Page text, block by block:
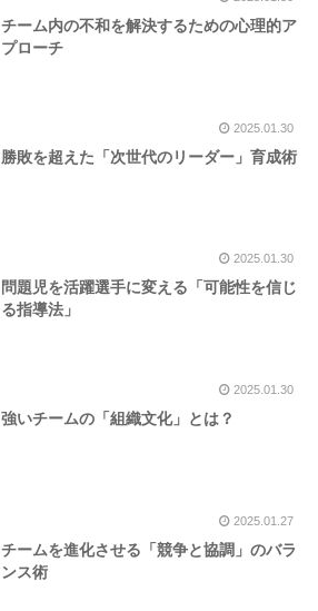
チーム内の不和を解決するための心理的ア
プローチ
2025.01.30
勝敗を超えた「次世代のリーダー」育成術
2025.01.30
問題児を活躍選手に変える「可能性を信じ
る指導法」
2025.01.30
強いチームの「組織文化」とは？
2025.01.27
チームを進化させる「競争と協調」のバラ
ンス術